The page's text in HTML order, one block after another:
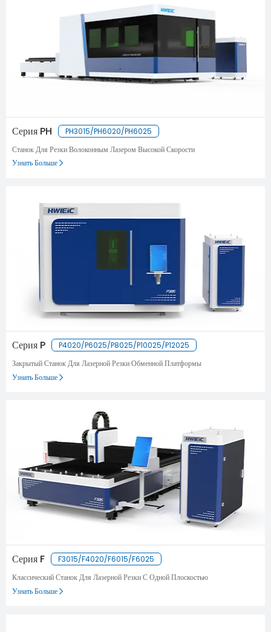
Серия PH
PH3015/PH6020/PH6025
Станок Для Резки Волоконным Лазером Высокой Скорости
Узнать Больше
Серия P
P4020/P6025/P8025/P10025/P12025
Закрытый Станок Для Лазерной Резки Обменной Платформы
Узнать Больше
Серия F
F3015/F4020/F6015/F6025
Классический Станок Для Лазерной Резки С Одной Плоскостью
Узнать Больше